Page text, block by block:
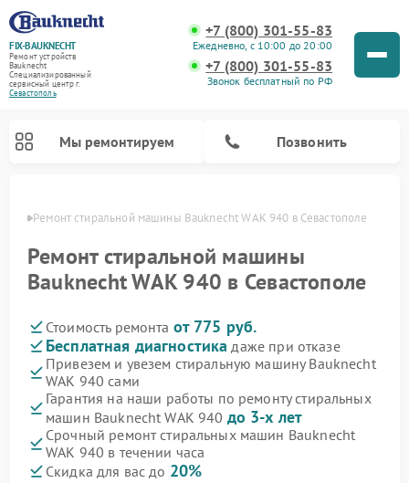
FIX-BAUKNECHT
Ремонт устройств
Bauknecht
Специализированный
cервисный центр г.
Севастополь
+7 (800) 301-55-83
Ежедневно, с 10:00 до 20:00
+7 (800) 301-55-83
Звонок бесплатный по РФ
Мы ремонтируем Позвонить
Ремонт стиральной машины Bauknecht WAK 940 в Севастополе
Ремонт стиральной машины
Bauknecht WAK 940 в Севастополе
Стоимость ремонта от 775 руб.
Бесплатная диагностика даже при отказе
Привезем и увезем стиральную машину Bauknecht
WAK 940 сами
Гарантия на наши работы по ремонту стиральных
машин Bauknecht WAK 940 до 3-х лет
Срочный ремонт стиральных машин Bauknecht
WAK 940 в течении часа
Скидка для вас до 20%